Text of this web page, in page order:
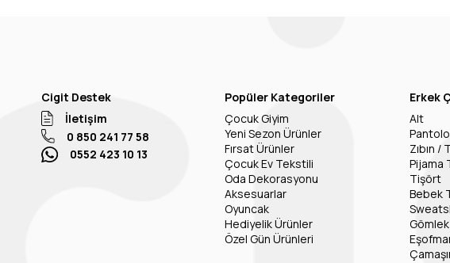
Cigit Destek
İletişim
0 850 241 77 58
0552 423 10 13
Popüler Kategoriler
Çocuk Giyim
Yeni Sezon Ürünler
Fırsat Ürünler
Çocuk Ev Tekstili
Oda Dekorasyonu
Aksesuarlar
Oyuncak
Hediyelik Ürünler
Özel Gün Ürünleri
Erkek
Alt
Zıbın /
Pijama
Tişört
Bebek
Gömlek